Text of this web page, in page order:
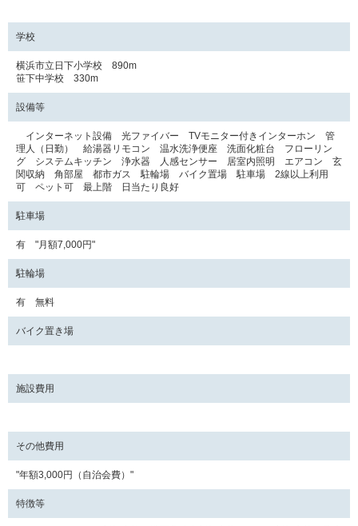
学校
横浜市立日下小学校 890m
笹下中学校 330m
設備等
インターネット設備 光ファイバー TVモニター付きインターホン 管
理人（日勤） 給湯器リモコン 温水洗浄便座 洗面化粧台 フローリン
グ システムキッチン 浄水器 人感センサー 居室内照明 エアコン 玄
関収納 角部屋 都市ガス 駐輪場 バイク置場 駐車場 2線以上利用
可 ペット可 最上階 日当たり良好
駐車場
有 "月額7,000円"
駐輪場
有 無料
バイク置き場
施設費用
その他費用
"年額3,000円（自治会費）"
特徴等